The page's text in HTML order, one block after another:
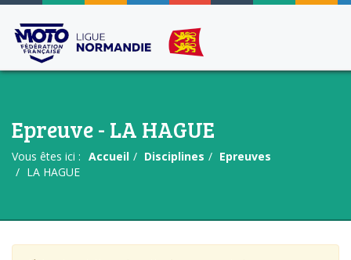
Epreuve - LA HAGUE
Vous êtes ici : Accueil Disciplines
Epreuves
LA HAGUE